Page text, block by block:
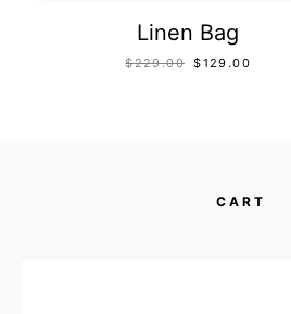
Linen Bag
$229.00 $129.00
CART